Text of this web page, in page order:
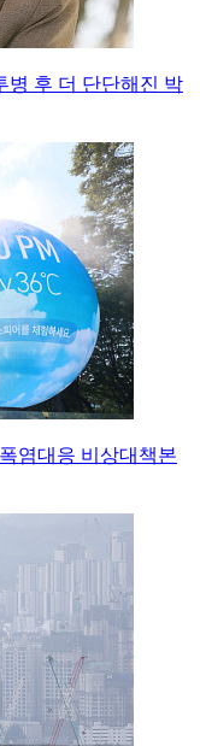
병 후 더 단단해진 박
염대응 비상대책본